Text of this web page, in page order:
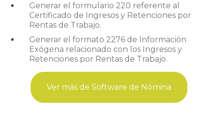
Generar el formulario 220 referente al
Certificado de Ingresos y Retenciones por
Rentas de Trabajo.
Generar el formato 2276 de Información
Exógena relacionado con los Ingresos y
Retenciones por Rentas de Trabajo.
Ver más de Software de Nómina